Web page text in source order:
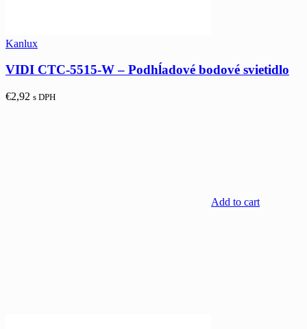
Kanlux
VIDI CTC-5515-W – Podhĺadové bodové svietidlo
€2,92 s DPH
Add to cart